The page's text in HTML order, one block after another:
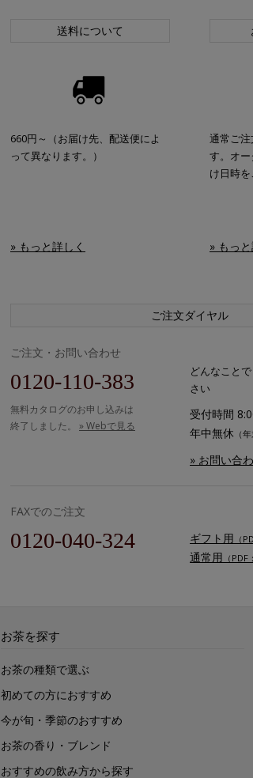
送料について
660円～（お届け先、配送便によ
って異なります。）
» もっと詳しく
通常ご注
す。オ
け日時を
» もっと
ご注文ダイヤル
ご注文・お問い合わせ
0120-110-383
無料カタログのお申し込みは
終了しました。 » Webで見る
どんなこと
さい
受付時間
年中無休 （
» お問い合
FAXでのご注文
0120-040-324 ギフト用 （
通常用 （PDF
お茶を探す
お茶の種類で選ぶ
初めての方におすすめ
今が旬・季節のおすすめ
お茶の香り・ブレンド
おすすめの飲み方から探す